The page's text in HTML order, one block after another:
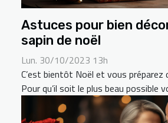
Astuces pour bien
sapin de noël
Lun. 30/10/2023 13h
C’est bientôt Noël et vous préparez
Pour qu’il soit le plus beau possible